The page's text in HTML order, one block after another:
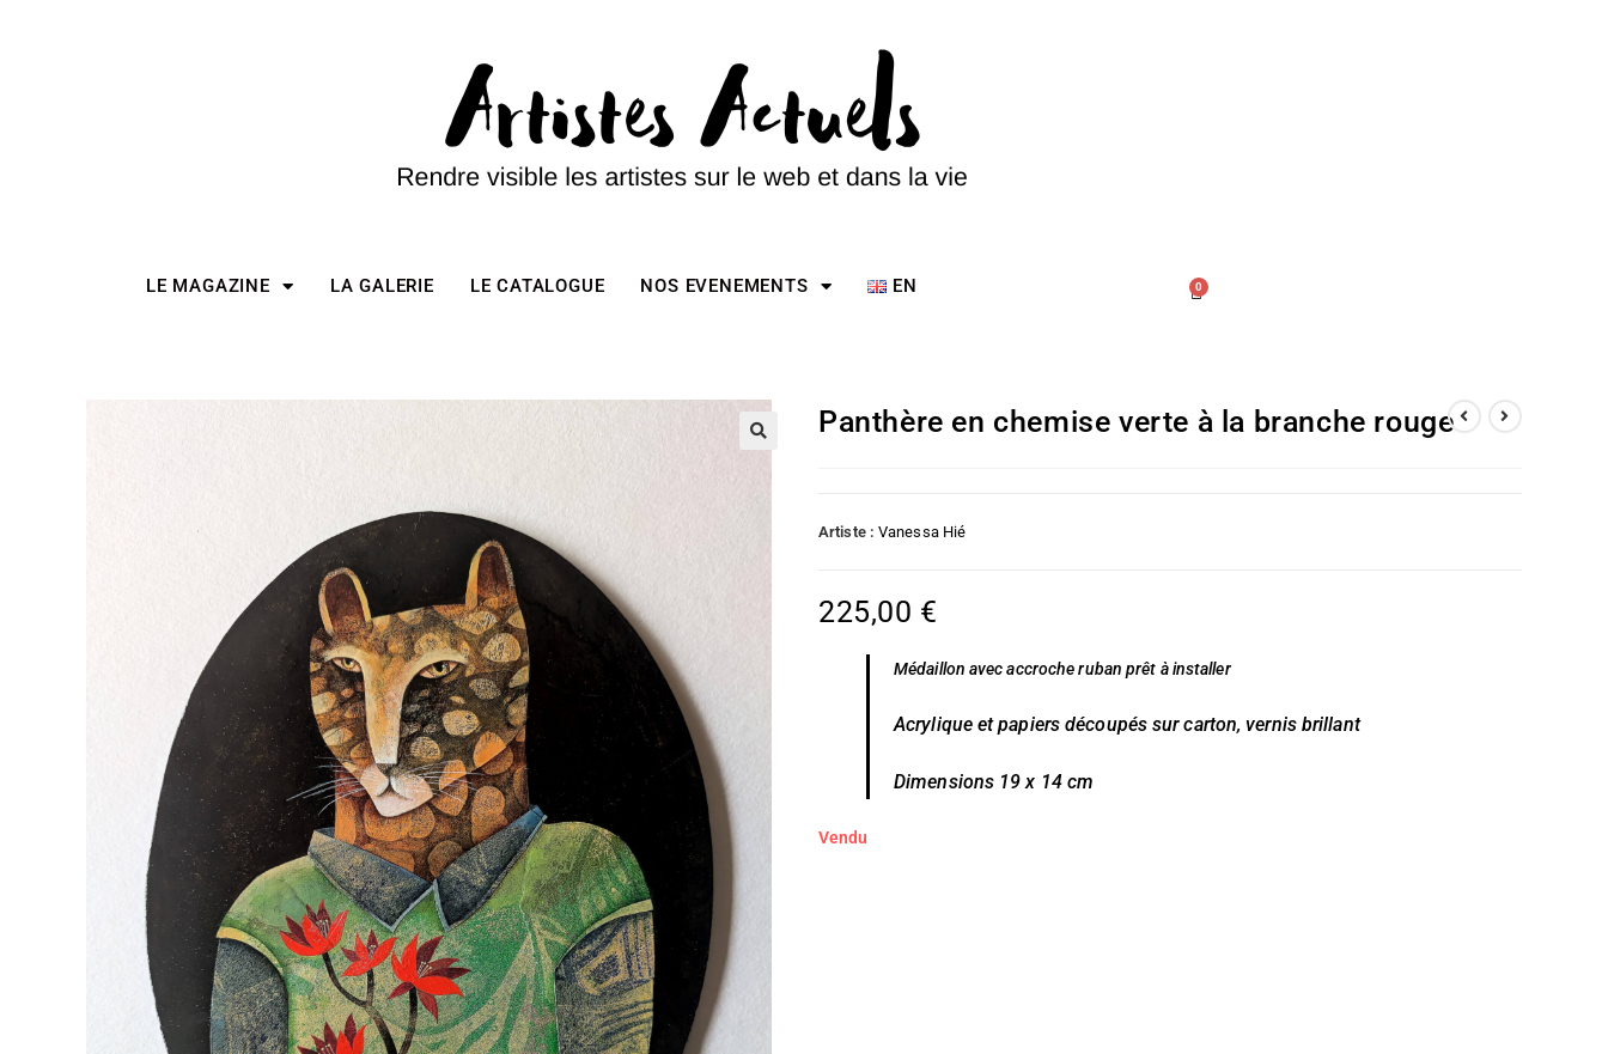
LE MAGAZINE LA GALERIE LE CATALOGUE NOS EVENEMENTS EN 0
Panthère en chemise verte à la branche rouge
Artiste : Vanessa Hié
225,00 €
Médaillon avec accroche ruban prêt à installer
Acrylique et papiers découpés sur carton, vernis brillant
Dimensions 19 x 14 cm
Vendu